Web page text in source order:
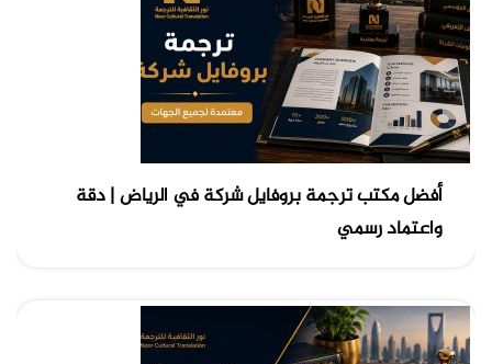
أفضل مكتب ترجمة بروفايل شركة في الرياض | دقة
واعتماد رسمي